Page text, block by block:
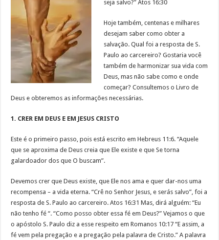
seja salvo?” Atos 16:30
Hoje também, centenas e milhares
desejam saber como obter a
salvação. Qual foi a resposta de S.
Paulo ao carcereiro? Gostaria você
também de harmonizar sua vida com
Deus, mas não sabe como e onde
começar? Consultemos o Livro de
Deus e obteremos as informações necessárias.
1. CRER EM DEUS E EM JESUS CRISTO
Este é o primeiro passo, pois está escrito em Hebreus 11:6. “Aquele
que se aproxima de Deus creia que Ele existe e que Se torna
galardoador dos que O buscam”.
Devemos crer que Deus existe, que Ele nos ama e quer dar-nos uma
recompensa – a vida eterna. “Crê no Senhor Jesus, e serás salvo”, foi a
resposta de S. Paulo ao carcereiro. Atos 16:31 Mas, dirá alguém: “Eu
não tenho fé “. “Como posso obter essa fé em Deus?” Vejamos o que
o apóstolo S. Paulo diz a esse respeito em Romanos 10:17 “E assim, a
fé vem pela pregação e a pregação pela palavra de Cristo.” A palavra